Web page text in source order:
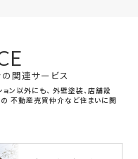
の関連サービス
ン以外にも、 外壁塗装、店舗設
不動産売買仲介など住まいに関